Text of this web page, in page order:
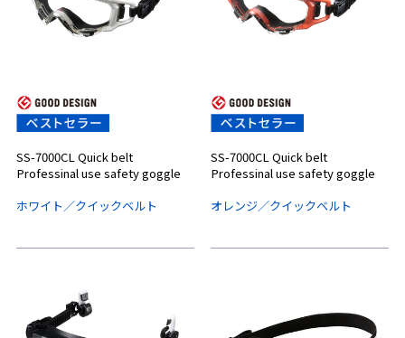
SS-7000CL Quick belt
Professinal use safety goggle
ホワイト／クイックベルト
SS-7000CL Quick belt
Professinal use safety goggle
オレンジ／クイックベルト